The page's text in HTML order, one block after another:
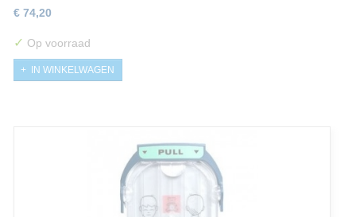
€ 74,20
✓ Op voorraad
IN WINKELWAGEN